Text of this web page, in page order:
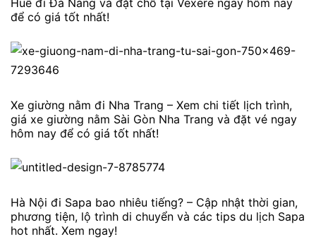
để có giá tốt nhất!
Xe giường nằm đi Nha Trang – Xem chi tiết lịch trình,
giá xe giường nằm Sài Gòn Nha Trang và đặt vé ngay
hôm nay để có giá tốt nhất!
Hà Nội đi Sapa bao nhiêu tiếng? – Cập nhật thời gian,
phương tiện, lộ trình di chuyển và các tips du lịch Sapa
hot nhất. Xem ngay!